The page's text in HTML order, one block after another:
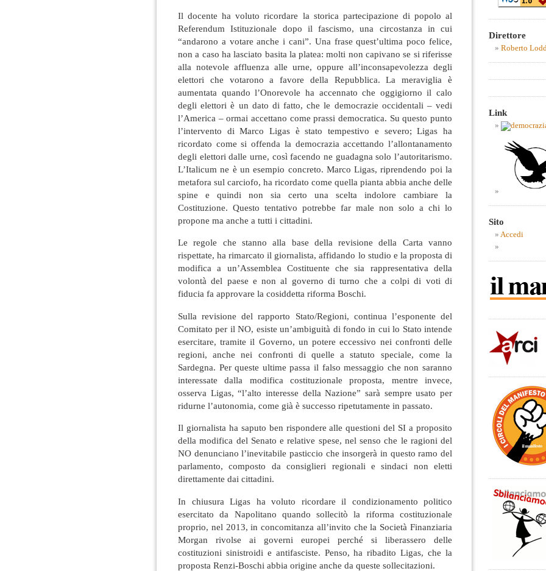
Il docente ha voluto ricordare la storica partecipazione di popolo al
Referendum Istituzionale dopo il fascismo, una circostanza in cui
“andarono a votare anche i cani”. Una frase quest’ultima poco felice,
non a caso ha lasciato basita la platea: molti non capivano se si riferisse
alla notevole affluenza alle urne, oppure all’inconsapevolezza degli
elettori che votarono a favore della Repubblica. La meraviglia è
aumentata quando l’Onorevole ha accennato che oggigiorno il calo
degli elettori è un dato di fatto, che le democrazie occidentali – vedi
l’America – ormai accettano come prassi democratica. Su questo punto
l’intervento di Marco Ligas è stato tempestivo e severo; Ligas ha
ricordato come si offenda la democrazia accettando l’allontanamento
degli elettori dalle urne, così facendo ne guadagna solo l’autoritarismo.
L’Italicum ne è un esempio concreto. Marco Ligas, riprendendo poi la
metafora sul carciofo, ha ricordato come quella pianta abbia anche delle
spine e quindi non sia certo una scelta indolore cambiare la
Costituzione. Questo tentativo potrebbe far male non solo a chi lo
propone ma anche a tutti i cittadini.
Le regole che stanno alla base della revisione della Carta vanno
rispettate, ha rimarcato il giornalista, affidando lo studio e la proposta di
modifica a un’Assemblea Costituente che sia rappresentativa della
volontà del paese e non al governo di turno che a colpi di voti di
fiducia fa approvare la cosiddetta riforma Boschi.
Sulla revisione del rapporto Stato/Regioni, continua l’esponente del
Comitato per il NO, esiste un’ambiguità di fondo in cui lo Stato intende
esercitare, tramite il Governo, un potere eccessivo nei confronti delle
regioni, anche nei confronti di quelle a statuto speciale, come la
Sardegna. Per queste ultime passa il falso messaggio che non saranno
interessate dalla modifica costituzionale proposta, mentre invece,
osserva Ligas, “l’alto interesse della Nazione” sarà sempre usato per
ridurne l’autonomia, come già è successo ripetutamente in passato.
Il giornalista ha saputo ben rispondere alle questioni del SI a proposito
della modifica del Senato e relative spese, nel senso che le ragioni del
NO denunciano l’inevitabile pasticcio che insorgerà in questo ramo del
parlamento, composto da consiglieri regionali e sindaci non eletti
direttamente dai cittadini.
In chiusura Ligas ha voluto ricordare il condizionamento politico
esercitato da Napolitano quando sollecitò la riforma costituzionale
proprio, nel 2013, in concomitanza all’invito che la Società Finanziaria
Morgan rivolse ai governi europei perché si liberassero delle
costituzioni sinistroidi e antifasciste. Penso, ha ribadito Ligas, che la
proposta Renzi-Boschi abbia origine anche da queste sollecitazioni.
Direttore
Roberto
Link
Sito
Accedi